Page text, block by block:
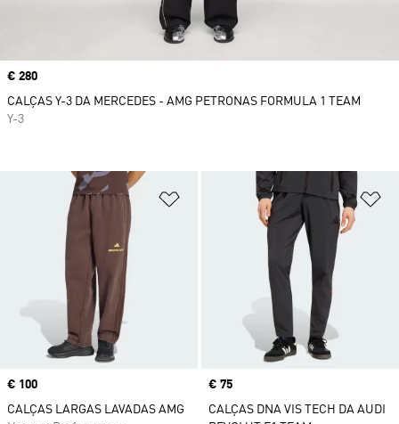
Adicionar à Lista de Desejos
Price
€ 100
CALÇAS LARGAS LAVADAS AMG
Price
€ 75
CALÇAS DNA VIS TECH DA AUDI
Price
€ 280
CALÇAS Y-3 DA MERCEDES - AMG PETRONAS FORMULA 1 TEAM
Y-3